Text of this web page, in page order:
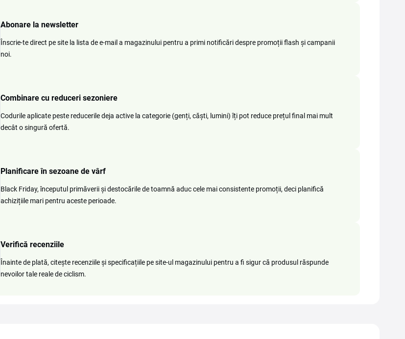
Abonare la newsletter
Înscrie-te direct pe site la lista de e-mail a magazinului pentru a primi notificări despre promoții flash și campanii
noi.
Combinare cu reduceri sezoniere
Codurile aplicate peste reducerile deja active la categorie (genți, căști, lumini) îți pot reduce prețul final mai mult
decât o singură ofertă.
Planificare în sezoane de vârf
Black Friday, începutul primăverii și destocările de toamnă aduc cele mai consistente promoții, deci planifică
achizițiile mari pentru aceste perioade.
Verifică recenziile
Înainte de plată, citește recenziile și specificațiile pe site-ul magazinului pentru a fi sigur că produsul răspunde
nevoilor tale reale de ciclism.